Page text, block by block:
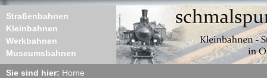
Straßenbahnen
Kleinbahnen
Werkbahnen
Museumsbahnen
Sie sind hier: Home